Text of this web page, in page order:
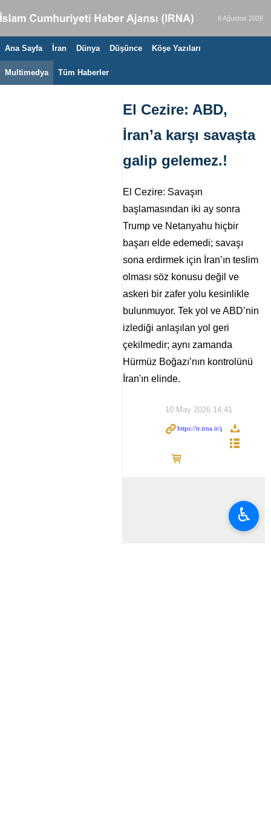
8 Ağustos 2026
Ana Sayfa İran Dünya Düşünce Köşe Yazıları
Multimedya Tüm Haberler
El Cezire: ABD,
İran’a karşı savaşta
galip gelemez.!
El Cezire: Savaşın
başlamasından iki ay sonra
Trump ve Netanyahu hiçbir
başarı elde edemedi; savaşı
sona erdirmek için İran’ın teslim
olması söz konusu değil ve
askeri bir zafer yolu kesinlikle
bulunmuyor. Tek yol ve ABD’nin
izlediği anlaşılan yol geri
çekilmedir; aynı zamanda
Hürmüz Boğazı’nın kontrolünü
İran'ın elinde.
10 May 2026 14:41
♿︎